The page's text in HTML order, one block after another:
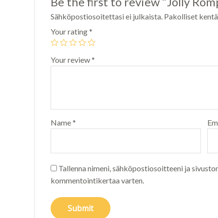
Sähköpostiosoitettasi ei julkaista. Pakolliset
Your rating*
Your review*
Name*
Tallenna nimeni, sähköpostiosoitteeni ja
kommentointikertaa varten.